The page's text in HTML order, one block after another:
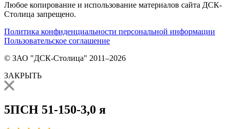
Любое копирование и использование материалов сайта ДСК-
Столица запрещено.
Политика конфиденциальности персональной информации
Пользовательское соглашение
© ЗАО "ДСК-Столица" 2011–2026
ЗАКРЫТЬ
5ПСН 51-150-3,0 я